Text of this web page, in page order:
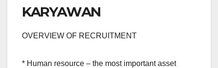
KARYAWAN
OVERVIEW OF RECRUITMENT
* Human resource – the most important asset